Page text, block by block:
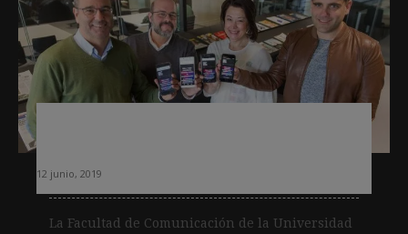
12 junio, 2019
La Facultad de Comunicación de la Universidad